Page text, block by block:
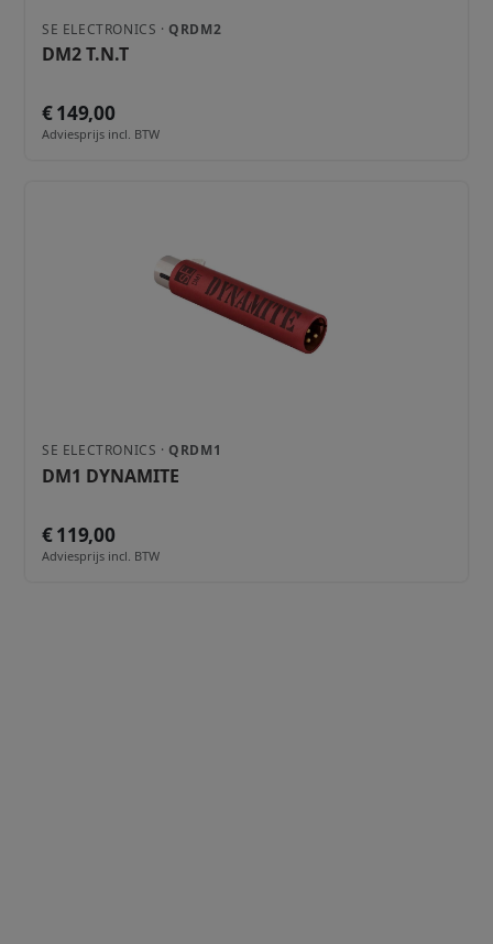
SE ELECTRONICS · QRDM2
DM2 T.N.T
€ 149,00
Adviesprijs incl. BTW
SE ELECTRONICS · QRDM1
DM1 DYNAMITE
€ 119,00
Adviesprijs incl. BTW